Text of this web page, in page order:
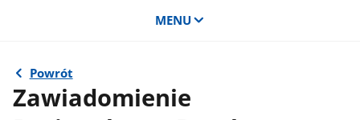
MENU
Powrót
Zawiadomienie